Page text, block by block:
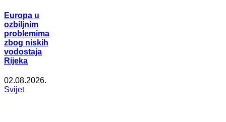
Europa u
ozbiljnim
problemima
zbog niskih
vodostaja
Rijeka
02.08.2026.
Svijet